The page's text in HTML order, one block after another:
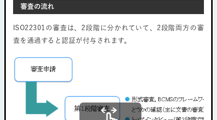
審査の流れ
ISO22301の審査は、2段階に分かれていて、2段階両方の審
査を通過すると認証が付与されます。